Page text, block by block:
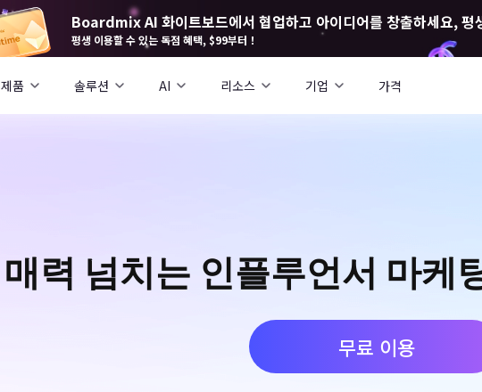
Boardmix AI 화이트보드에서 협업하고 아이디어를 창출하세요, 평
평생 이용할 수 있는 독점 혜택, $99부터！
제품 솔루션 AI 리소스 기업 가격
매력 넘치는 인플루언서 마케
무료 이용